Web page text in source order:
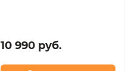
10 990 руб.